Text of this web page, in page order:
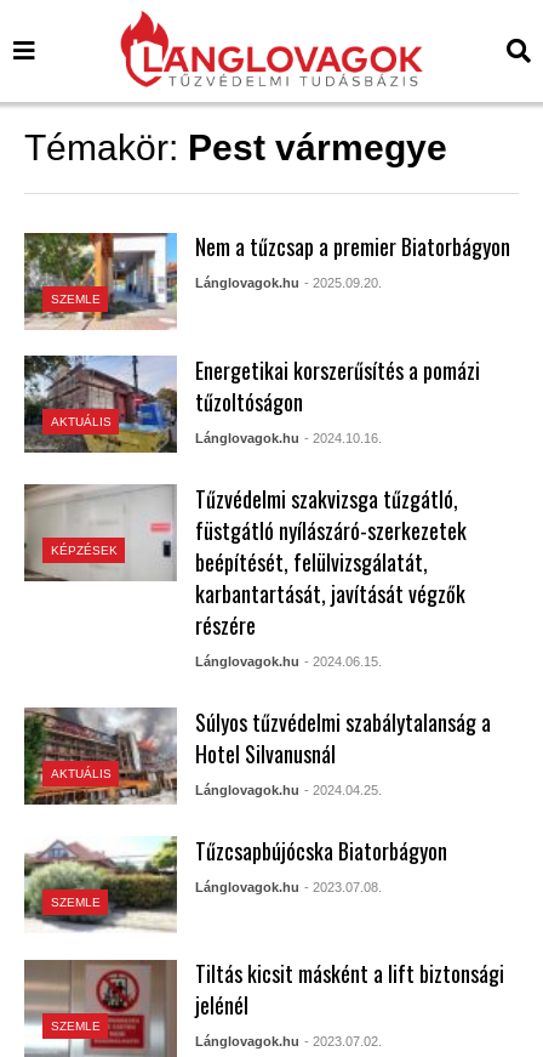
Témakör: Pest vármegye
SZEMLE
Nem a tűzcsap a premier Biatorbágyon
Lánglovagok.hu - 2025.09.20.
AKTUÁLIS
Energetikai korszerűsítés a pomázi
tűzoltóságon
Lánglovagok.hu - 2024.10.16.
KÉPZÉSEK
Tűzvédelmi szakvizsga tűzgátló,
füstgátló nyílászáró-szerkezetek
beépítését, felülvizsgálatát,
karbantartását, javítását végzők
részére
Lánglovagok.hu - 2024.06.15.
AKTUÁLIS
Súlyos tűzvédelmi szabálytalanság a
Hotel Silvanusnál
Lánglovagok.hu - 2024.04.25.
SZEMLE
Tűzcsapbújócska Biatorbágyon
Lánglovagok.hu - 2023.07.08.
SZEMLE
Tiltás kicsit másként a lift biztonsági
jelénél
Lánglovagok.hu - 2023.07.02.